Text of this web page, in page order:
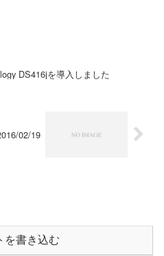
DS416jを導入しました
02/19
を書き込む